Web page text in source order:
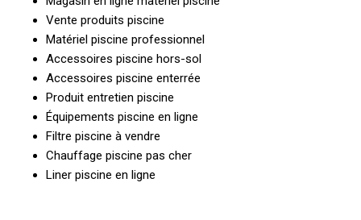
Vente produits piscine
Matériel piscine professionnel
Accessoires piscine hors-sol
Accessoires piscine enterrée
Produit entretien piscine
Équipements piscine en ligne
Filtre piscine à vendre
Chauffage piscine pas cher
Liner piscine en ligne